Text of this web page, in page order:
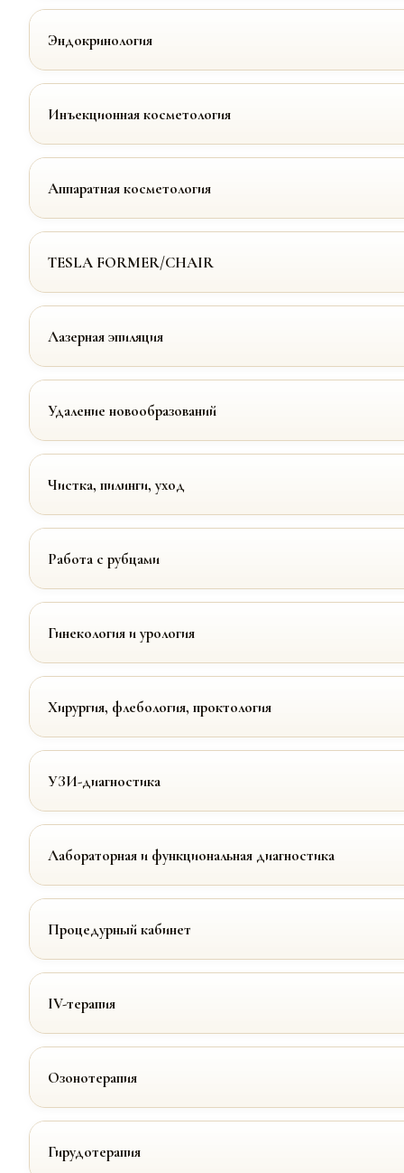
Эндокринология
Инъекционная косметология
Аппаратная косметология
TESLA FORMER/CHAIR
Лазерная эпиляция
Удаление новообразований
Чистка, пилинги, уход
Работа с рубцами
Гинекология и урология
Хирургия, флебология, проктология
УЗИ-диагностика
Лабораторная и функциональная диагностика
Процедурный кабинет
IV-терапия
Озонотерапия
Гирудотерапия